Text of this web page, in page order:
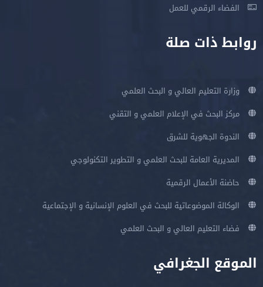
الفضاء الرقمي للعمل
روابط ذات صلة
وزارة التعليم العالي و البحث العلمي
مركز البحث في الإعلام العلمي و التقني
الندوة الجهوية للشرق
المديرية العامة للبحث العلمي و التطوير التكنولوجي
حاضنة الأعمال الرقمية
الوكالة الموضوعاتية للبحث في العلوم الإنسانية و الإجتماعية
فضاء التعليم العالي و البحث العلمي
الموقع الجغرافي